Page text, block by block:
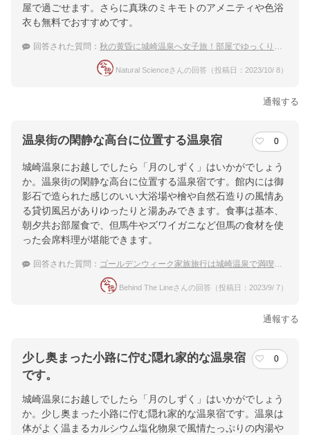
屋で過ごせます。さらに真珠のミキモトのアメニティや色浴
衣も無料でおすすめです。
回答された質問： 秋の黄昏に城崎温泉へ女子旅！部屋でゆっくりと露天風呂と食事が楽しめる宿
Natural Scienceさんの回答（投稿日：2023/10/ 8）
通報する
温泉街の閑静な高台に位置する温泉宿 0
城崎温泉にお越しでしたら「月のしずく」はいかがでしょう
か。温泉街の閑静な高台に位置する温泉宿です。館内には御
影石で造られた感じのいい大浴場や檜や自然石造りの風情あ
る貸切風呂がありゆったりと湯あみできます。食事は基本、
朝夕共お部屋食で、但馬牛やズワイガニなど但馬の食材を使
った会席料理が堪能できます。
回答された質問： ゴールデンウィーク家族旅行は城崎温泉で満喫。部屋食できる温泉宿は？
Behind The Lineさんの回答（投稿日：2023/9/ 7）
通報する
少し奥まった小路に佇む隠れ家的な温泉宿
です。
0
城崎温泉にお越しでしたら「月のしずく」はいかがでしょう
か。少し奥まった小路に佇む隠れ家的な温泉宿です。温泉は
体がよく温まるカルシウム塩化物泉で風情たっぷりの内湯や